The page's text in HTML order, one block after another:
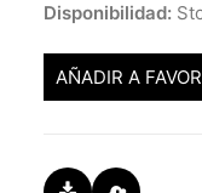
Disponibilidad:
AÑADIR A